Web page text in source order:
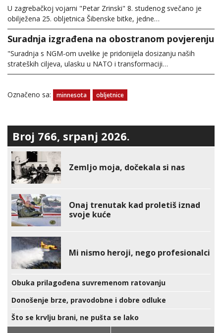
U zagrebačkoj vojarni "Petar Zrinski" 8. studenog svečano je
obilježena 25. obljetnica Šibenske bitke, jedne…
Suradnja izgrađena na obostranom povjerenju
"Suradnja s NGM-om uvelike je pridonijela dosizanju naših
strateških ciljeva, ulasku u NATO i transformaciji…
Označeno sa: minnesota obljetnice
Broj 766, srpanj 2026.
Zemljo moja, dočekala si nas
Onaj trenutak kad proletiš iznad
svoje kuće
Mi nismo heroji, nego profesionalci
Obuka prilagođena suvremenom ratovanju
Donošenje brze, pravodobne i dobre odluke
Što se krvlju brani, ne pušta se lako